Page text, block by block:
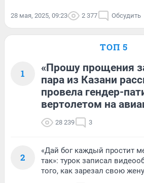
28 мая, 2025, 09:23 2 377 Обсудить
ТОП 5
1
«Прошу прощения
пара из Казани
провела гендер-
вертолетом на
28 239 3
2
«Дай бог каждый простит
так»: турок записал
того, как зарезал свою